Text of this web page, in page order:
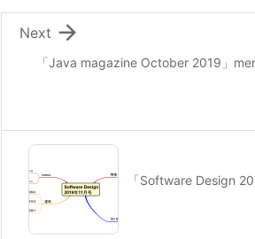
「Java magazine October 2019」

Next
「Software Design